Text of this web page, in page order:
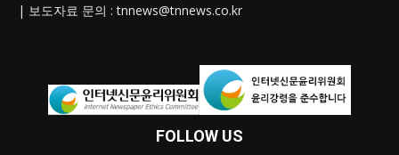
| 보도자료 문의 :tnnews@tnnews.co.kr
FOLLOW US